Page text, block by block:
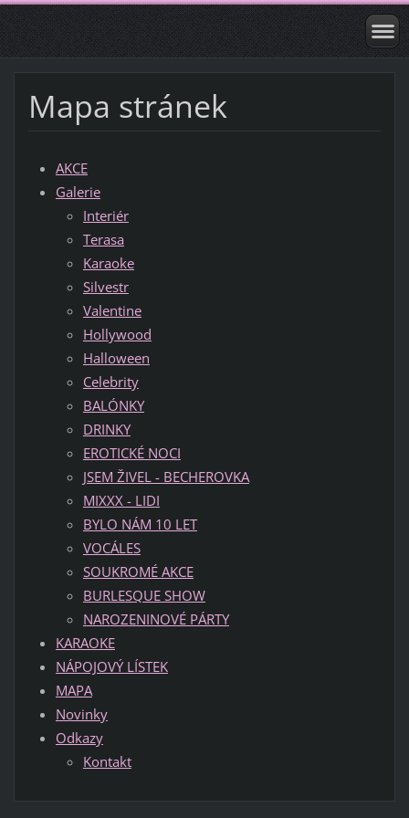
Mapa stránek
AKCE
Galerie
Interiér
Terasa
Karaoke
Silvestr
Valentine
Hollywood
Halloween
Celebrity
BALÓNKY
DRINKY
EROTICKÉ NOCI
JSEM ŽIVEL - BECHEROVKA
MIXXX - LIDI
BYLO NÁM 10 LET
VOCÁLES
SOUKROMÉ AKCE
BURLESQUE SHOW
NAROZENINOVÉ PÁRTY
KARAOKE
NÁPOJOVÝ LÍSTEK
MAPA
Novinky
Odkazy
Kontakt